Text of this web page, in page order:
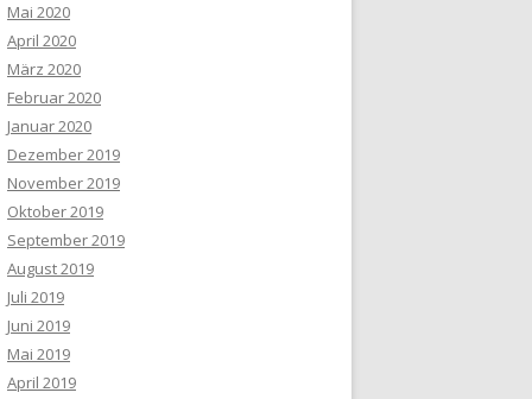
Mai 2020
April 2020
März 2020
Februar 2020
Januar 2020
Dezember 2019
November 2019
Oktober 2019
September 2019
August 2019
Juli 2019
Juni 2019
Mai 2019
April 2019